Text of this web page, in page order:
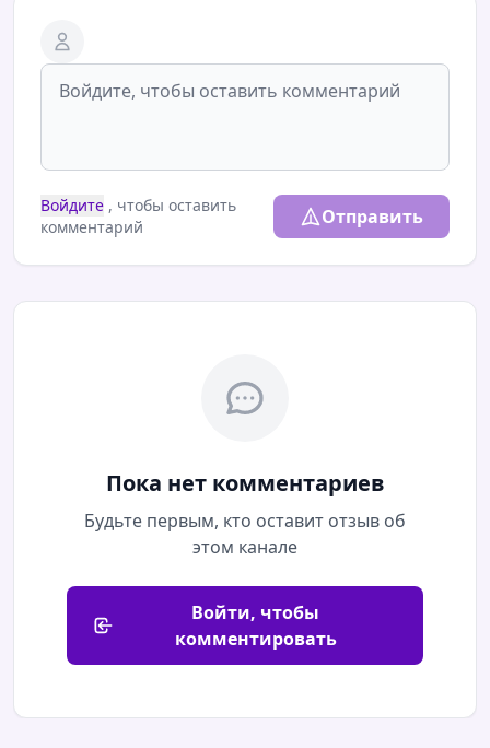
Войдите , чтобы оставить
комментарий
Отправить
Пока нет комментариев
Будьте первым, кто оставит отзыв об
этом канале
Войти, чтобы
комментировать